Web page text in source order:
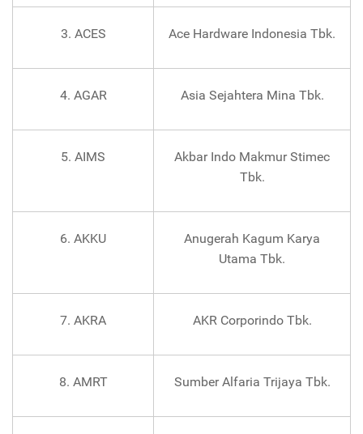
3. ACES Ace Hardware Indonesia Tbk.
4. AGAR Asia Sejahtera Mina Tbk.
5. AIMS
Akbar Indo Makmur Stimec
Tbk.
6. AKKU
Anugerah Kagum Karya
Utama Tbk.
7. AKRA AKR Corporindo Tbk.
8. AMRT Sumber Alfaria Trijaya Tbk.